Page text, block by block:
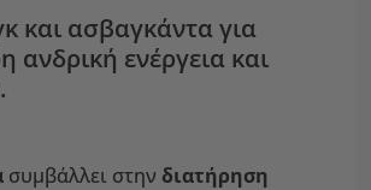
και ασβαγκάντα για
ανδρική ενέργεια και
συμβάλλει στην διατήρηση